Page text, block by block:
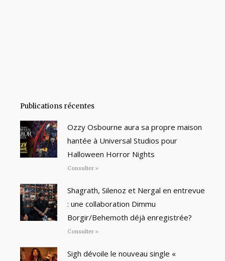
Publications récentes
Ozzy Osbourne aura sa propre maison
hantée à Universal Studios pour
Halloween Horror Nights
Consulter »
Shagrath, Silenoz et Nergal en entrevue
: une collaboration Dimmu
Borgir/Behemoth déjà enregistrée?
Consulter »
Sigh dévoile le nouveau single «